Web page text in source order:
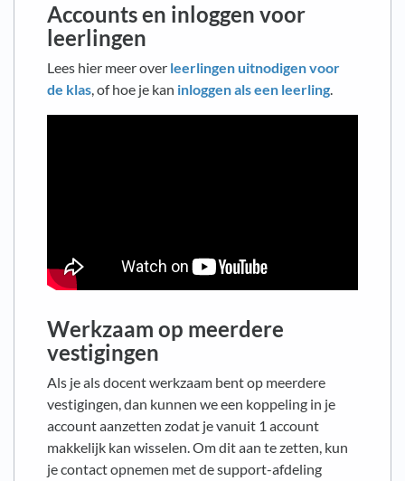
Accounts en inloggen voor
leerlingen
Lees hier meer over leerlingen uitnodigen voor
de klas, of hoe je kan inloggen als een leerling.
Werkzaam op meerdere
vestigingen
Als je als docent werkzaam bent op meerdere
vestigingen, dan kunnen we een koppeling in je
account aanzetten zodat je vanuit 1 account
makkelijk kan wisselen. Om dit aan te zetten, kun
je contact opnemen met de support-afdeling